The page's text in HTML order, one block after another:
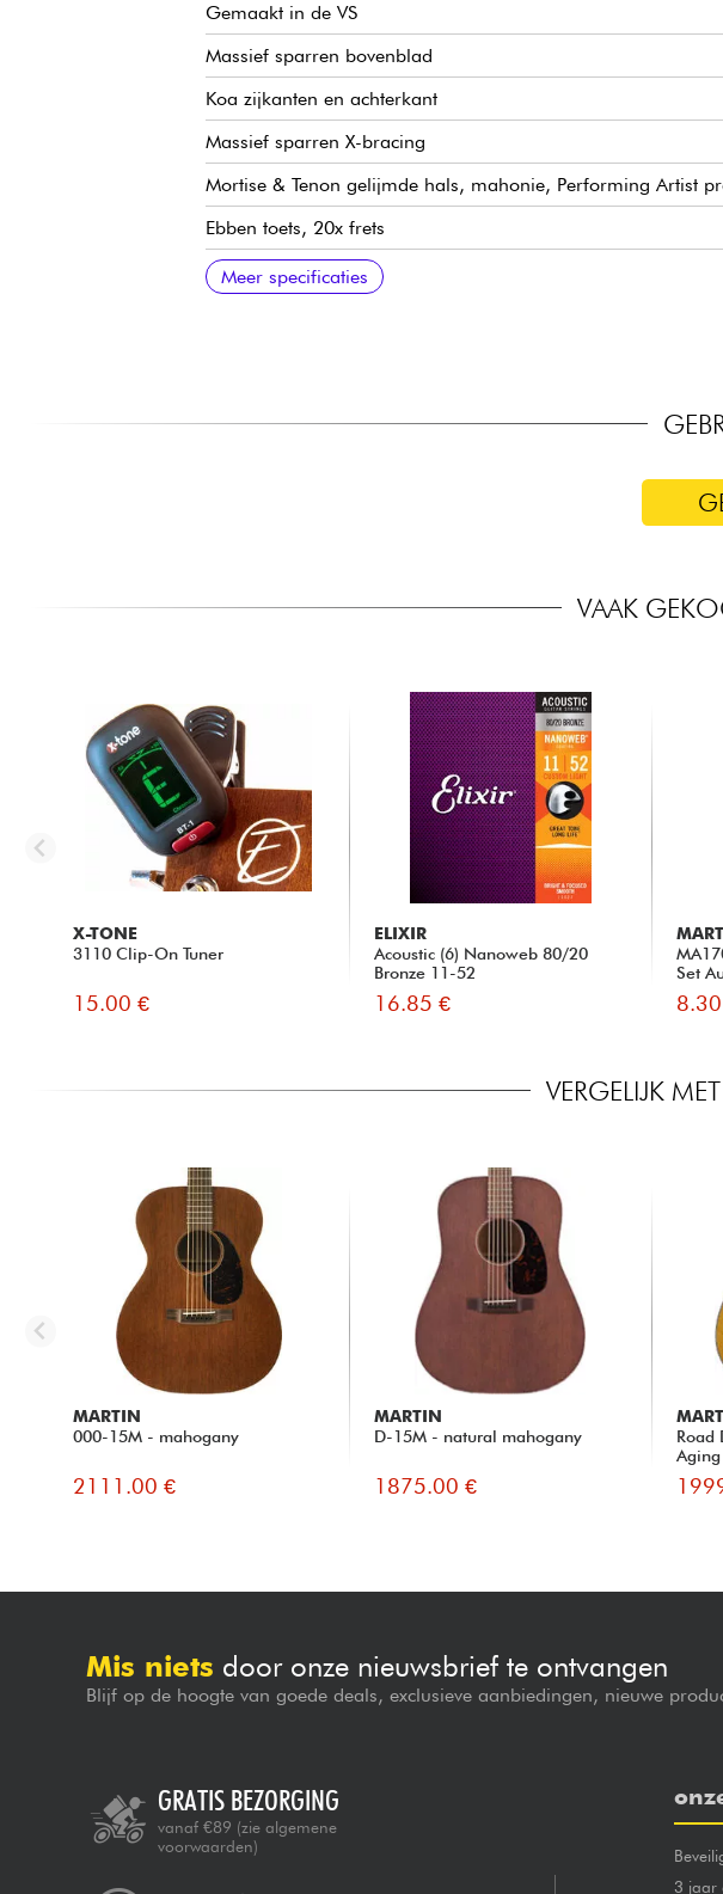
Gemaakt in de VS
Massief sparren bovenblad
Koa zijkanten en achterkant
Massief sparren X-bracing
Mortise & Tenon gelijmde hals, mahonie, Performing Artist
Ebben toets, 20x frets
25,4" mensuur
16" radius
Halsbreedte 1e fret 1-3/4'' ~ 4,45 cm
Halsbreedte 12e fret 2-1/8'' ~ 5,40 cm
Ebbenhouten brug
LR Baggs Element voorversterker
Martin Ratio Nikkel Open Stemmechanieken
Hoogglans afwerking
Geleverd met Martin Premium Softshell gigbag
Meer specificaties
VAAK
X-TONE
3110 Clip-On Tuner
15.00 €
ELIXIR
Acoustic (6) Nanoweb 80/20
Bronze 11-52
16.85 €
Set
VERGELIJK
MARTIN
000-15M - mahogany
2111.00 €
MARTIN
D-15M - natural mahogany
1875.00 €
Road
Aging
Mis niets door onze nieuwsbrief te ontvangen
Blijf op de hoogte van goede deals, exclusieve aanbiedingen, nieuwe
GRATIS BEZORGING
vanaf €89 (zie algemene
voorwaarden)
3 jaar